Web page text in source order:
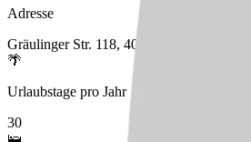
Adresse
Gräulinger Str. 118, 40625 Düsseldorf
🌴
Urlaubstage pro Jahr
30